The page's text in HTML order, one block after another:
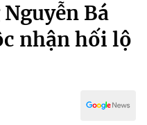
Bá
nhận hối lộ